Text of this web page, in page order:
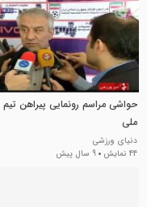
حواشی مراسم رونمایی پیراهن تیم
ملی
دنیای ورزشی
44 نمایش
9 سال پیش